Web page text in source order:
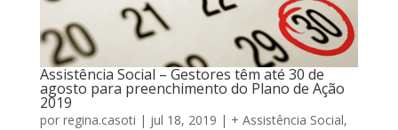
Assistência Social – Gestores têm até 30 de
agosto para preenchimento do Plano de Ação
2019
por regina.casoti | jul 18, 2019 | + Assistência Social,